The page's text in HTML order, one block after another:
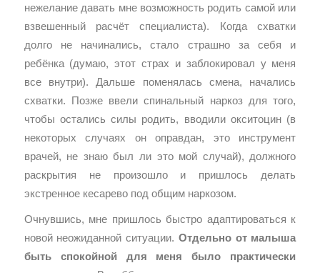
нежелание давать мне возможность родить самой или
взвешенный расчёт специалиста). Когда схватки
долго не начинались, стало страшно за себя и
ребёнка (думаю, этот страх и заблокировал у меня
все внутри). Дальше поменялась смена, начались
схватки. Позже ввели спинальный наркоз для того,
чтобы остались силы родить, вводили окситоцин (в
некоторых случаях он оправдан, это инструмент
врачей, не знаю был ли это мой случай), должного
раскрытия не произошло и пришлось делать
экстренное кесарево под общим наркозом.
Очнувшись, мне пришлось быстро адаптироваться к
новой неожиданной ситуации. Отдельно от малыша
быть спокойной для меня было практически